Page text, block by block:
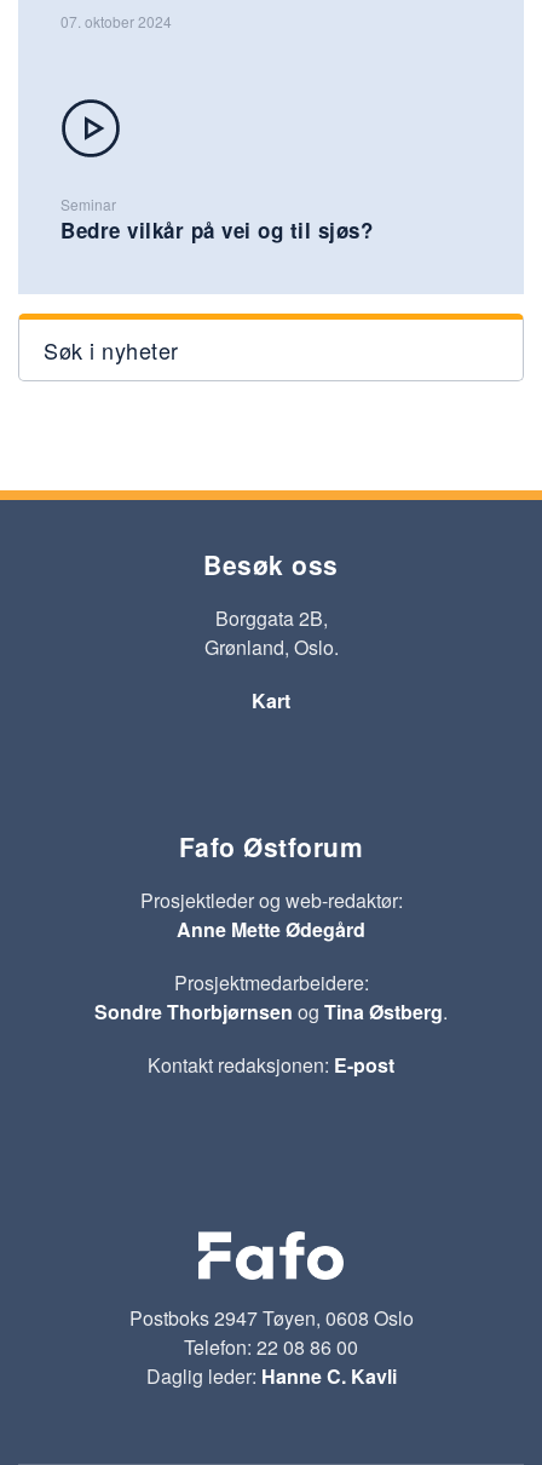
07. oktober 2024
Seminar
Bedre vilkår på vei og til sjøs?
Søk i nyheter
Besøk oss
Borggata 2B,
Grønland, Oslo.
Kart
Fafo Østforum
Prosjektleder og web-redaktør:
Anne Mette Ødegård
Prosjektmedarbeidere:
Sondre Thorbjørnsen og Tina Østberg.
Kontakt redaksjonen: E-post
Postboks 2947 Tøyen, 0608 Oslo
Telefon: 22 08 86 00
Daglig leder: Hanne C. Kavli